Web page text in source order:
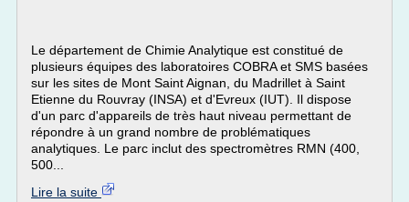
Le département de Chimie Analytique est constitué de
plusieurs équipes des laboratoires COBRA et SMS basées
sur les sites de Mont Saint Aignan, du Madrillet à Saint
Etienne du Rouvray (INSA) et d'Evreux (IUT). Il dispose
d'un parc d'appareils de très haut niveau permettant de
répondre à un grand nombre de problématiques
analytiques. Le parc inclut des spectromètres RMN (400,
500...
Lire la suite